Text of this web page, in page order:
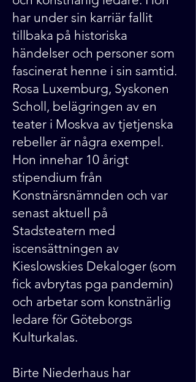
har under sin karriär fallit
tillbaka på historiska
händelser och personer som
fascinerat henne i sin samtid.
Rosa Luxemburg, Syskonen
Scholl, belägringen av en
teater i Moskva av tjetjenska
rebeller är några exempel.
Hon innehar 10 årigt
stipendium från
Konstnärsnämnden och var
senast aktuell på
Stadsteatern med
iscensättningen av
Kieslowskies Dekaloger (som
fick avbrytas pga pandemin)
och arbetar som konstnärlig
ledare för Göteborgs
Kulturkalas.
Birte Niederhaus har